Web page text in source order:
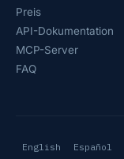
Preis
API-Dokumentation
MCP-Server
FAQ
English Español